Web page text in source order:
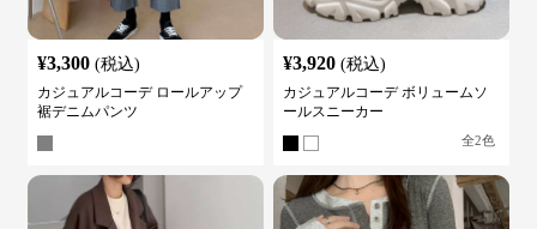
¥3,300 (税込)
カジュアルコーデ ロールアップ
裾デニムパンツ
¥3,920 (税込)
カジュアルコーデ ボリュームソ
ールスニーカー
全2色